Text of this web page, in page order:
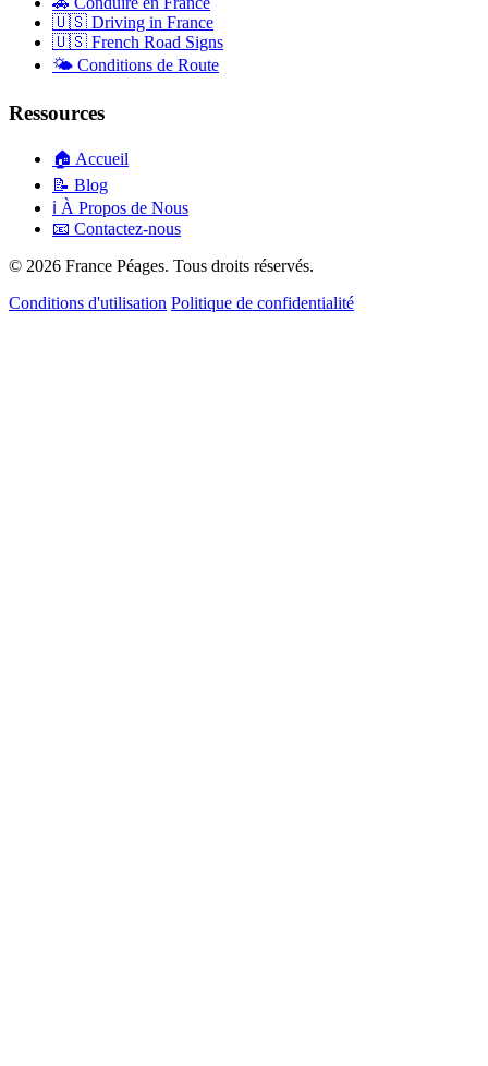
🇺🇸 Driving in France
🇺🇸 French Road Signs
🌤️ Conditions de Route
Ressources
🏠 Accueil
📝 Blog
ℹ️ À Propos de Nous
📧 Contactez-nous
© 2026 France Péages. Tous droits réservés.
Conditions d'utilisation Politique de confidentialité